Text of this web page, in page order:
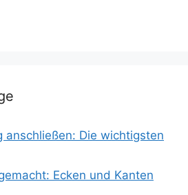
anschließen: Die wichtigsten
Ecken und Kanten